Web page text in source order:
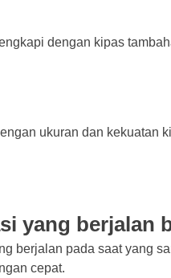
dengan kipas
ukuran dan kekuatan
yang berjalan
berjalan pada saat yang
cepat.